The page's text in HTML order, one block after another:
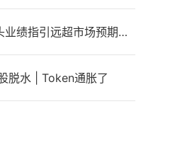
存储：巨头业绩指引远超市场预期，港美股“提前”走强，行业供给紧缺短期难解，这家公司相关企业级SSD产品已经实现规模化销售
脱水 | Token通胀了